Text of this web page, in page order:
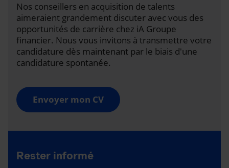
Nos conseillers en acquisition de talents
aimeraient grandement discuter avec vous des
opportunités de carrière chez iA Groupe
financier. Nous vous invitons à transmettre votre
candidature dès maintenant par le biais d'une
candidature spontanée.
Envoyer mon CV
Rester informé